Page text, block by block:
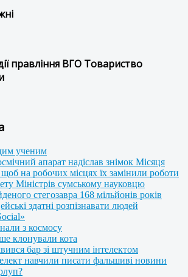
правління ВГО Товариство
ученим
апарат надіслав знімок Місяця
на робочих місцях їх замінили роботи
Міністрів сумському науковцю
стегозавра 168 мільйонів років
здатні розпізнавати людей
з космосу
клонували кота
бар зі штучним інтелектом
навчили писати фальшиві новини